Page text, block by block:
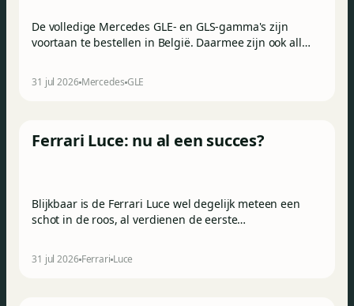
De volledige Mercedes GLE- en GLS-gamma's zijn
voortaan te bestellen in België. Daarmee zijn ook alle
31 jul 2026Mercedes GLE
Ferrari Luce: nu al een succes?
Blijkbaar is de Ferrari Luce wel degelijk meteen een
schot in de roos, al verdienen de eerste
31 jul 2026Ferrari Luce